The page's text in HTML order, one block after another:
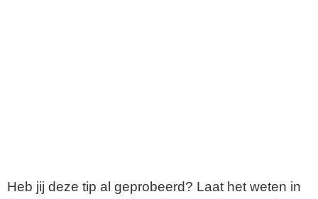
Heb jij deze tip al geprobeerd? Laat het weten in